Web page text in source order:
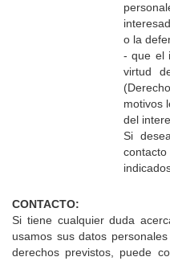
o la
- que el
virtud
motivos
del
Si
CONTACTO:
Si tiene cualquier duda
usamos sus datos
derechos previstos, puede